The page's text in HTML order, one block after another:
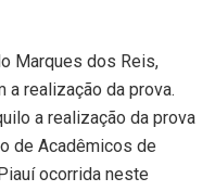
Marques dos Reis,
realização da prova.
a realização da prova
de Acadêmicos de
ocorrida neste